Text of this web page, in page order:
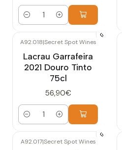
Quantidade
A92.018|Secret Spot Wines
Lacrau Garrafeira
2021 Douro Tinto
75cl
56,90€
Quantidade
A92.017|Secret Spot Wines